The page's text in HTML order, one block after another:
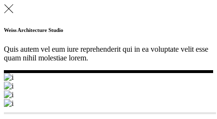
Weiss Architecture Studio
Quis autem vel eum iure reprehenderit qui in ea voluptate velit esse
quam nihil molestiae lorem.